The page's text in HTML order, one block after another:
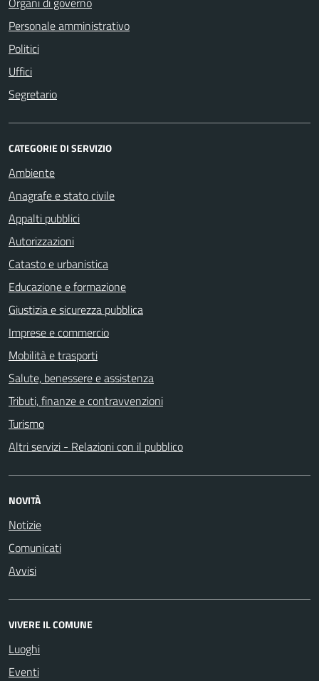
Personale amministrativo
Politici
Uffici
Segretario
CATEGORIE DI SERVIZIO
Ambiente
Anagrafe e stato civile
Appalti pubblici
Autorizzazioni
Catasto e urbanistica
Educazione e formazione
Giustizia e sicurezza pubblica
Imprese e commercio
Mobilità e trasporti
Salute, benessere e assistenza
Tributi, finanze e contravvenzioni
Turismo
Altri servizi - Relazioni con il pubblico
NOVITÀ
Notizie
Comunicati
Avvisi
VIVERE IL COMUNE
Luoghi
Eventi